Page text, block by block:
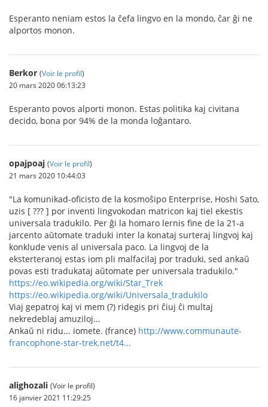
Esperanto neniam estos la ĉefa lingvo en la mondo, ĉar ĝi ne
alportos monon.
Berkor (Voir le profil)
20 mars 2020 06:13:23
Esperanto povos alporti monon. Estas politika kaj civitana
decido, bona por 94% de la monda loĝantaro.
opajpoaj (Voir le profil)
21 mars 2020 10:44:03
"La komunikad-oficisto de la kosmoŝipo Enterprise, Hoshi Sato,
uzis [ ??? ] por inventi lingvokodan matricon kaj tiel ekestis
universala tradukilo. Per ĝi la homaro lernis fine de la 21-a
jarcento aŭtomate traduki inter la konataj surteraj lingvoj kaj
konklude venis al universala paco. La lingvoj de la
eksterteranoj estas iom pli malfacilaj por traduki, sed ankaŭ
povas esti tradukataj aŭtomate per universala tradukilo."
https://eo.wikipedia.org/wiki/Star_Trek
https://eo.wikipedia.org/wiki/Universala_tradukilo
Viaj gepatroj kaj vi mem (?) ridegis pri ĉiuj ĉi multaj
nekredeblaj amuziloj...
Ankaŭ ni ridu... iomete. (france) http://www.communaute-
francophone-star-trek.net/t4...
alighozali (Voir le profil)
16 janvier 2021 11:29:25